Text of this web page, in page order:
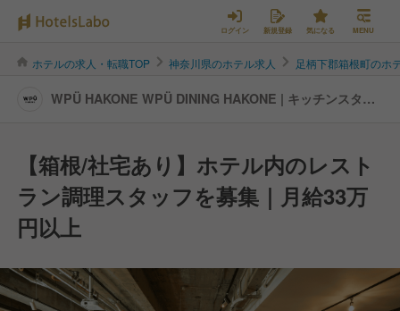
ログイン 新規登録 気になる MENU
ホテルの求人・転職TOP 神奈川県のホテル求人 足柄下郡箱根町のホ
WPÜ HAKONE WPÜ DINING HAKONE | キッチンスタッ
【箱根/社宅あり】ホテル内のレスト
ラン調理スタッフを募集｜月給33万
円以上